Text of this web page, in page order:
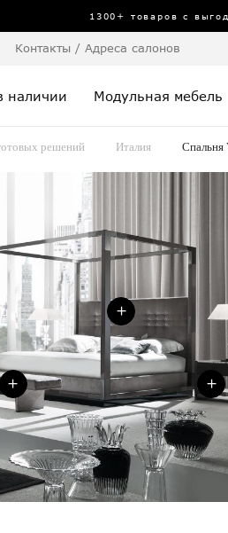
1300+ товаров с
Контакты / Адреса салонов
наличии Модульная мебель
решений Италия Спальня
+
+ +